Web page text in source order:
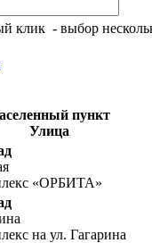
- выбор
пункт
Улица
«ОРБИТА»
на ул. Гагарина